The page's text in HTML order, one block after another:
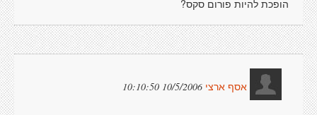
הופכת להיות פורום סקס?
אסף ארצי 10/5/2006 10:10:50